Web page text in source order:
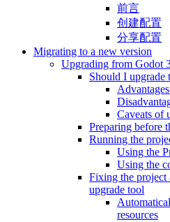
前言
创建配置
分享配置
Migrating to a new version
Upgrading from Godot
Should I upgrade
Caveats of
Preparing before
Running the
Using the
Using the
Fixing the project
upgrade tool
resources